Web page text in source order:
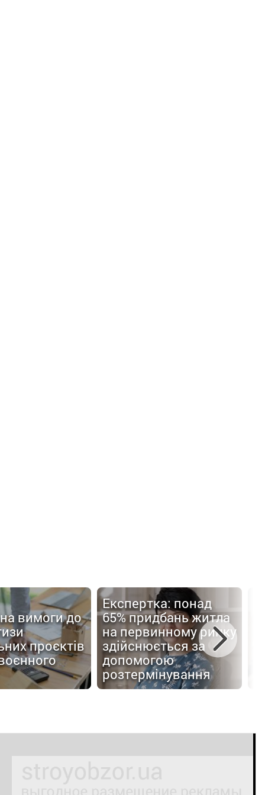
вимоги до
проєктів
Експертка: понад
65% придбань житла
на первинному ринку
здійснюється за
допомогою
розтермінування